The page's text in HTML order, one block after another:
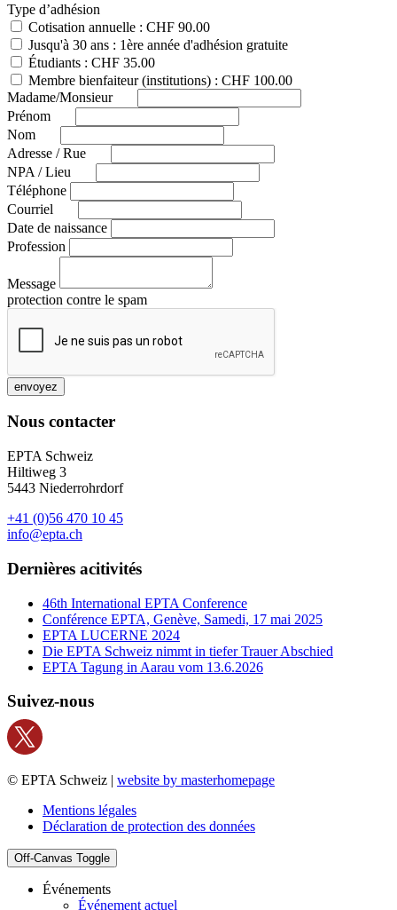
Type d’adhésion
Cotisation annuelle : CHF 90.00
Jusqu'à 30 ans : 1ère année d'adhésion gratuite
Étudiants : CHF 35.00
Membre bienfaiteur (institutions) : CHF 100.00
Madame/Monsieur
Prénom
Nom
Adresse / Rue
NPA / Lieu
Téléphone
Courriel
Date de naissance
Profession
Message
protection contre le spam
envoyez
Nous contacter
EPTA Schweiz
Hiltiweg 3
5443 Niederrohrdorf
+41 (0)56 470 10 45
info@epta.ch
Dernières acitivités
46th International EPTA Conference
Conférence EPTA, Genève, Samedi, 17 mai 2025
EPTA LUCERNE 2024
Die EPTA Schweiz nimmt in tiefer Trauer Abschied
EPTA Tagung in Aarau vom 13.6.2026
Suivez-nous
© EPTA Schweiz | website by masterhomepage
Mentions légales
Déclaration de protection des données
Off-Canvas Toggle
Événements
Événement actuel